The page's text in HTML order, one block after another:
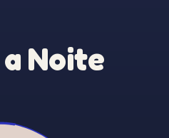
Noite